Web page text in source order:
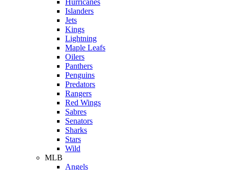
Hurricanes
Islanders
Jets
Kings
Lightning
Maple Leafs
Oilers
Panthers
Penguins
Predators
Rangers
Red Wings
Sabres
Senators
Sharks
Stars
Wild
MLB
Angels